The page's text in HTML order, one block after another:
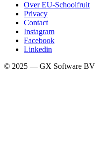
Over EU-Schoolfruit
Privacy
Contact
Instagram
Facebook
Linkedin
© 2025 — GX Software BV